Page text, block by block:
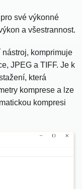
své výkonné
a všestrannost.
komprimuje
JPEG a TIFF. Je k
která
komprese a lze
kompresi